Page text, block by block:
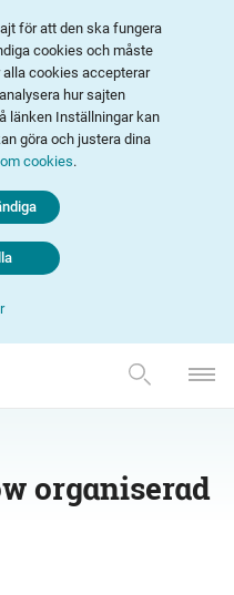
för att den ska fungera
cookies och måste
alla cookies accepterar
hur sajten
länken Inställningar kan
göra och justera dina
cookies.
organiserad